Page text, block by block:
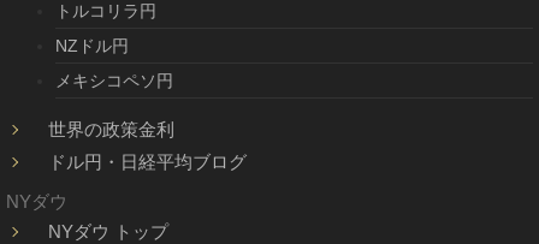
トルコリラ円
NZドル円
メキシコペソ円
世界の政策金利
ドル円・日経平均ブログ
NYダウ
NYダウ トップ